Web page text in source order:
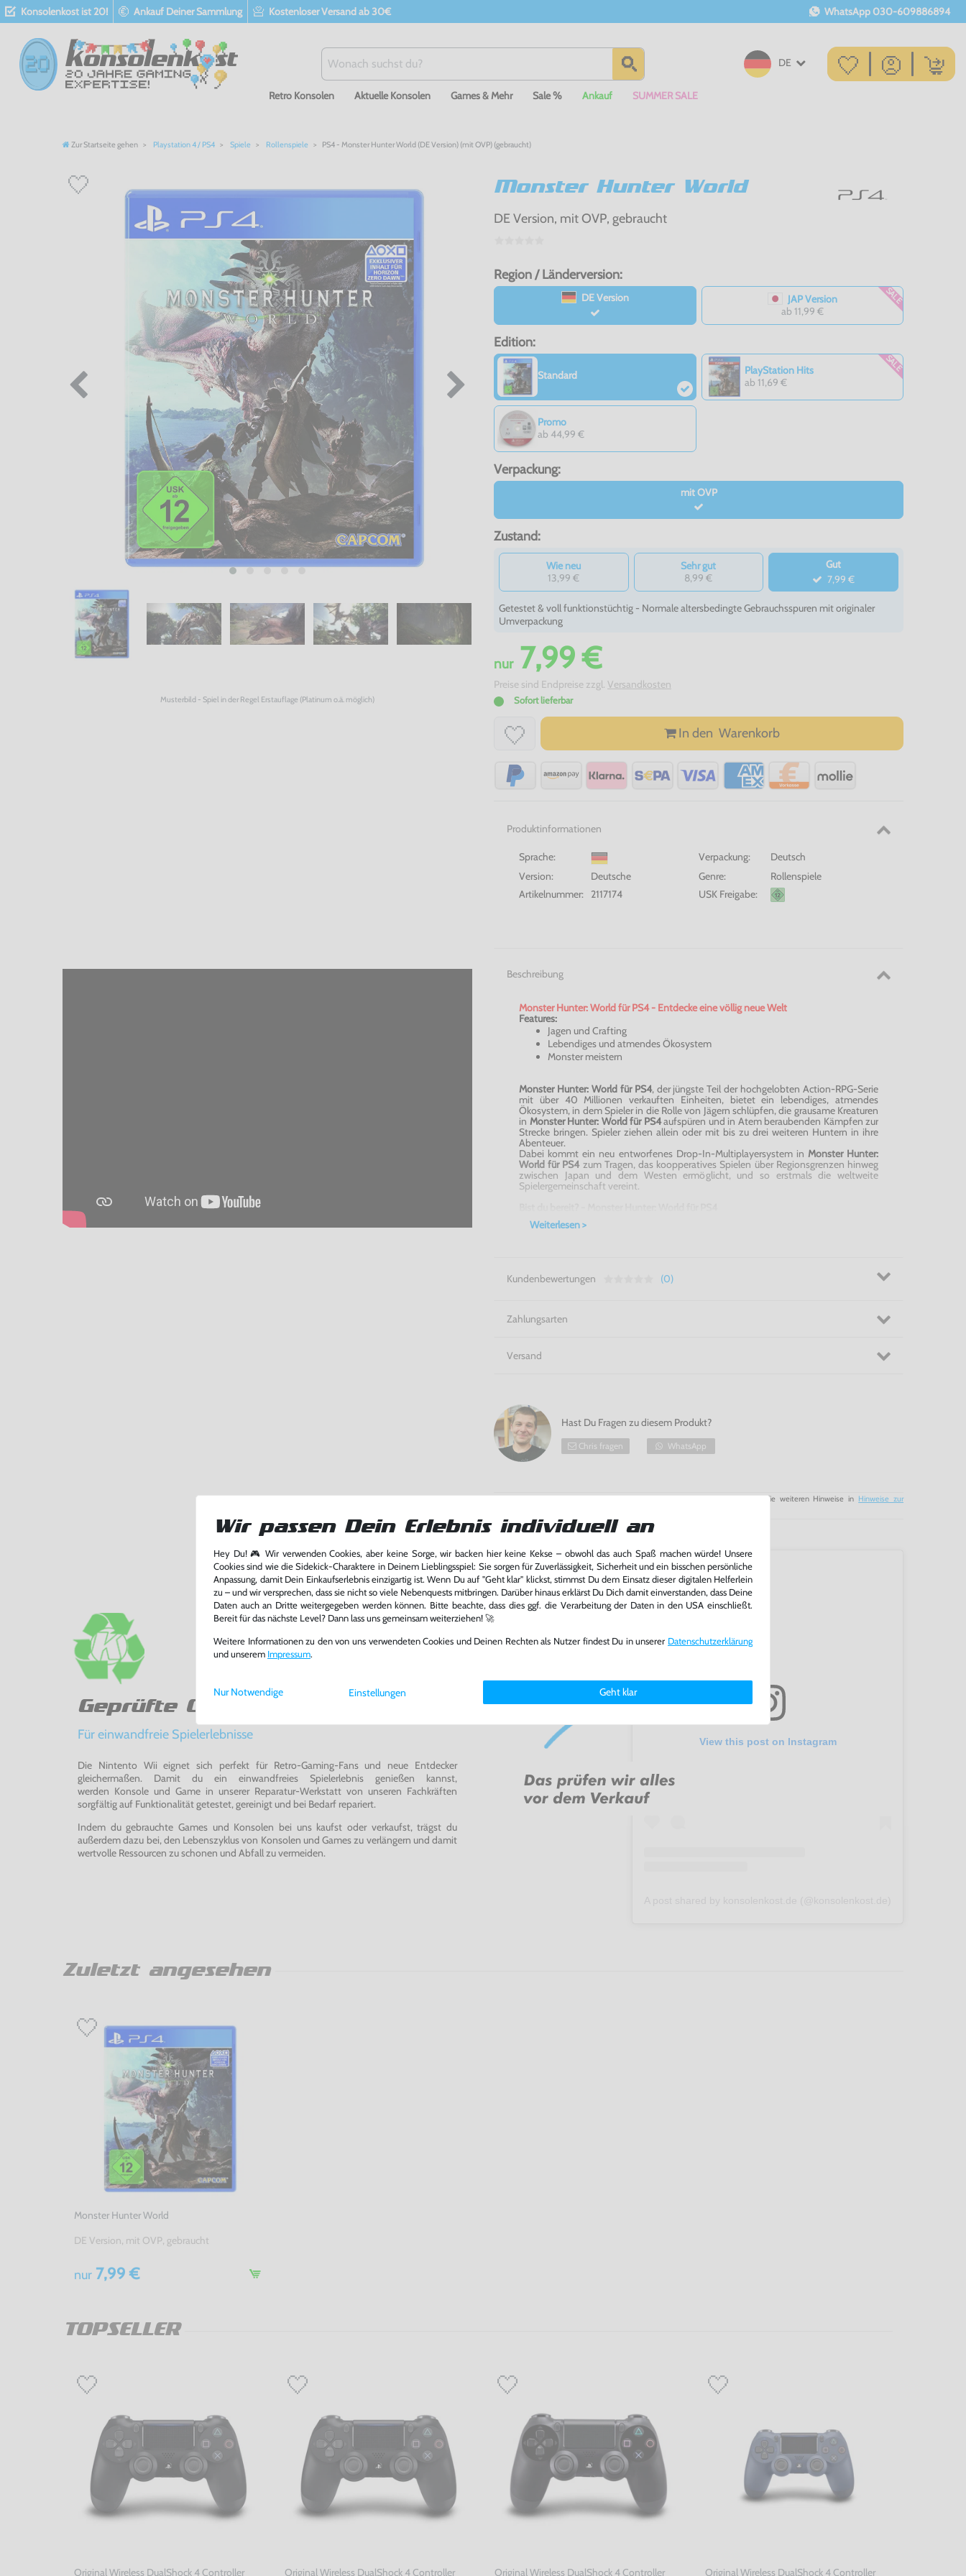
Konsolenkost ist 20! Ankauf Deiner Sammlung Kostenloser Versand ab 30€ WhatsApp 030-609886894
DE
Retro Konsolen Aktuelle Konsolen Games & Mehr Sale % Ankauf SUMMER SALE
Zur Startseite gehen Playstation 4 / PS4 Spiele Rollenspiele PS4 - Monster Hunter World (DE Version) (mit OVP) (gebraucht)
Musterbild - Spiel in der Regel Erstauflage (Platinum o.ä. möglich)
Monster Hunter World
DE Version, mit OVP, gebraucht
Region / Länderversion:
DE Version
JAP Version
ab 11,99 €
SALE
Edition:
Standard
PlayStation Hits
ab 11,69 €
SALE
Promo
ab 44,99 €
Verpackung:
mit OVP
Zustand:
Wie neu
13,99 €
Sehr gut
8,99 €
Gut
7,99 €
Getestet & voll funktionstüchtig - Normale altersbedingte Gebrauchsspuren mit originaler
Umverpackung
nur7,99 €
Preise sind Endpreise zzgl. Versandkosten
Sofort lieferbar
In den Warenkorb
Produktinformationen
Sprache: Verpackung:
Deutsch
Version:
Deutsche Genre:
Rollenspiele
Artikelnummer:
2117174 USK Freigabe:
Beschreibung
Monster Hunter: World für PS4 - Entdecke eine völlig neue Welt
Features:
Jagen und Crafting
Lebendiges und atmendes Ökosystem
Monster meistern
Monster Hunter: World für PS4, der jüngste Teil der hochgelobten Action-RPG-Serie
mit über 40 Millionen verkauften Einheiten, bietet ein lebendiges, atmendes
Ökosystem, in dem Spieler in die Rolle von Jägern schlüpfen, die grausame Kreaturen
in Monster Hunter: World für PS4aufspüren und in Atem beraubenden Kämpfen zur
Strecke bringen. Spieler ziehen allein oder mit bis zu drei weiteren Huntern in ihre
Abenteuer.
Dabei kommt ein neu entworfenes Drop-In-Multiplayersystem in Monster Hunter:
World für PS4 zum Tragen, das koopperatives Spielen über Regionsgrenzen hinweg
zwischen Japan und dem Westen ermöglicht, und so erstmals die weltweite
Spielergemeinschaft vereint.
Weiterlesen >
Kundenbewertungen (0)
Zahlungsarten
Versand
Hast Du Fragen zu diesem Produkt?
Chris fragen WhatsApp
Bitte beachte unsere Rücknahmeverpflichtung für Batterien / Akkus sowie die weiteren Hinweise in Hinweise zur
Geprüfte Qualität
Für einwandfreie Spielerlebnisse
Die Nintento Wii eignet sich perfekt für Retro-Gaming-Fans und neue Entdecker
gleichermaßen. Damit du ein einwandfreies Spielerlebnis genießen kannst,
werden Konsole und Game in unserer Reparatur-Werkstatt von unseren Fachkräften
sorgfältig auf Funktionalität getestet, gereinigt und bei Bedarf repariert.
Indem du gebrauchte Games und Konsolen bei uns kaufst oder verkaufst, trägst du
außerdem dazu bei, den Lebenszyklus von Konsolen und Games zu verlängern und damit
wertvolle Ressourcen zu schonen und Abfall zu vermeiden.
View this post on Instagram
Zuletzt angesehen
Monster Hunter World
DE Version, mit OVP, gebraucht
nur 7,99 €
TOPSELLER
Original Wireless DualShock 4 Controller Original Wireless DualShock 4 Controller Original Wireless DualShock 4 Controller Original Wireless DualShock 4 Controller
Wir passen Dein Erlebnis individuell an
Hey Du! 🎮 Wir verwenden Cookies, aber keine Sorge, wir backen hier keine Kekse – obwohl das auch Spaß machen würde! Unsere
Cookies sind wie die Sidekick-Charaktere in Deinem Lieblingsspiel: Sie sorgen für Zuverlässigkeit, Sicherheit und ein bisschen persönliche
Anpassung, damit Dein Einkaufserlebnis einzigartig ist. Wenn Du auf "Geht klar" klickst, stimmst Du dem Einsatz dieser digitalen Helferlein
zu – und wir versprechen, dass sie nicht so viele Nebenquests mitbringen. Darüber hinaus erklärst Du Dich damit einverstanden, dass Deine
Daten auch an Dritte weitergegeben werden können. Bitte beachte, dass dies ggf. die Verarbeitung der Daten in den USA einschließt.
Bereit für das nächste Level? Dann lass uns gemeinsam weiterziehen! 🚀
Weitere Informationen zu den von uns verwendeten Cookies und Deinen Rechten als Nutzer findest Du in unserer Daten­schutz­erklärung
und unserem Impressum.
Einstellungen Geht klar
Nur Notwendige